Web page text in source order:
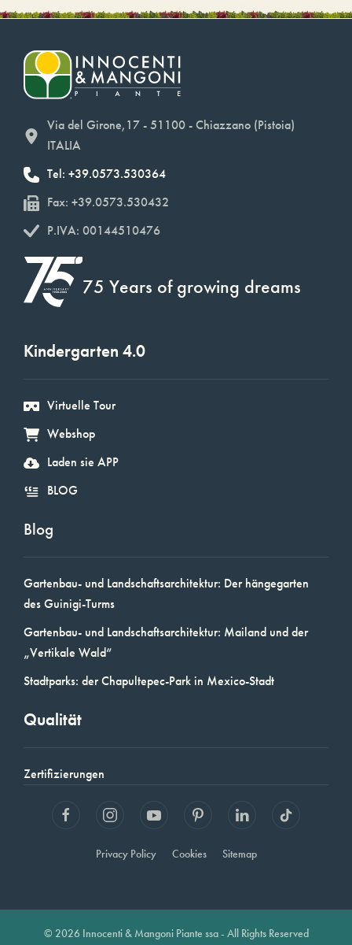
Via del Girone,17 - 51100 - Chiazzano (Pistoia)
ITALIA
Tel: +39.0573.530364
Fax: +39.0573.530432
P.IVA: 00144510476
75 Years of growing dreams
Kindergarten 4.0
Virtuelle Tour
Webshop
Laden sie APP
BLOG
Blog
Gartenbau- und Landschaftsarchitektur: Der hängegarten
des Guinigi-Turms
Gartenbau- und Landschaftsarchitektur: Mailand und der
„Vertikale Wald“
Stadtparks: der Chapultepec-Park in Mexico-Stadt
Qualität
Zertifizierungen
Privacy Policy Cookies Sitemap
© 2026 Innocenti & Mangoni Piante ssa - All Rights Reserved